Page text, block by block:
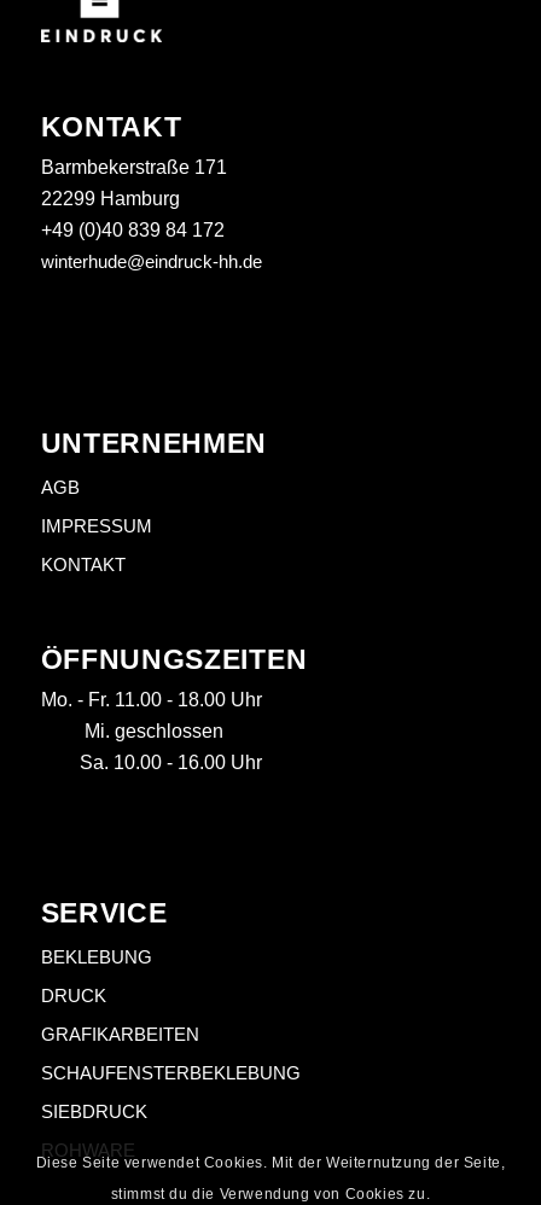
KONTAKT
Barmbekerstraße 171
22299 Hamburg
+49 (0)40 839 84 172
winterhude@eindruck-hh.de
UNTERNEHMEN
AGB
IMPRESSUM
KONTAKT
ÖFFNUNGSZEITEN
Mo. - Fr. 11.00 - 18.00 Uhr
Mi. geschlossen
Sa. 10.00 - 16.00 Uhr
SERVICE
BEKLEBUNG
DRUCK
GRAFIKARBEITEN
SCHAUFENSTERBEKLEBUNG
SIEBDRUCK
ROHWARE
Diese Seite verwendet Cookies. Mit der Weiternutzung der Seite,
stimmst du die Verwendung von Cookies zu.